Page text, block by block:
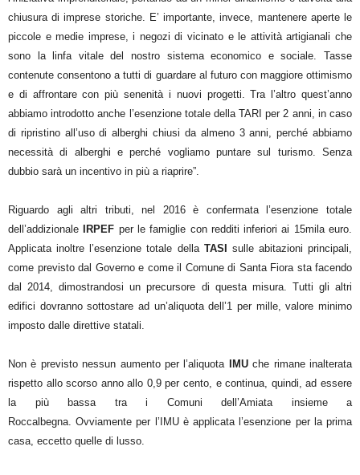
chiusura di imprese storiche. E’ importante, invece, mantenere aperte le
piccole e medie imprese, i negozi di vicinato e le attività artigianali che
sono la linfa vitale del nostro sistema economico e sociale. Tasse
contenute consentono a tutti di guardare al futuro con maggiore ottimismo
e di affrontare con più senenità i nuovi progetti. Tra l’altro quest’anno
abbiamo introdotto anche l’esenzione totale della TARI per 2 anni, in caso
di ripristino all’uso di alberghi chiusi da almeno 3 anni, perché abbiamo
necessità di alberghi e perché vogliamo puntare sul turismo. Senza
dubbio sarà un incentivo in più a riaprire”.
Riguardo agli altri tributi, nel 2016 è confermata l’esenzione totale
dell’addizionale IRPEF per le famiglie con redditi inferiori ai 15mila euro.
Applicata inoltre l’esenzione totale della TASI sulle abitazioni principali,
come previsto dal Governo e come il Comune di Santa Fiora sta facendo
dal 2014, dimostrandosi un precursore di questa misura. Tutti gli altri
edifici dovranno sottostare ad un’aliquota dell’1 per mille, valore minimo
imposto dalle direttive statali.
Non è previsto nessun aumento per l’aliquota IMUche rimane inalterata
rispetto allo scorso anno allo 0,9 per cento, e continua, quindi, ad essere
la più bassa tra i Comuni dell’Amiata insieme a
Roccalbegna. Ovviamente per l’IMU è applicata l’esenzione per la prima
casa, eccetto quelle di lusso.